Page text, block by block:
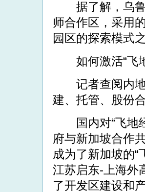
据了解，乌鲁
师合作区，采用
园区的探索模式
如何激活“飞
记者查阅内地“
建、托管、股份
国内对“飞地
府与新加坡合作
成为了新加坡的“
江苏启东-上海外
了开发区建设和